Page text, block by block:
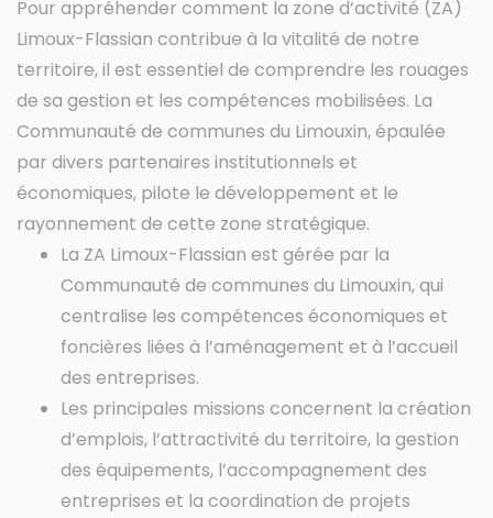
Pour appréhender comment la zone d’activité (ZA)
Limoux-Flassian contribue à la vitalité de notre
territoire, il est essentiel de comprendre les rouages
de sa gestion et les compétences mobilisées. La
Communauté de communes du Limouxin, épaulée
par divers partenaires institutionnels et
économiques, pilote le développement et le
rayonnement de cette zone stratégique.
La ZA Limoux-Flassian est gérée par la
Communauté de communes du Limouxin, qui
centralise les compétences économiques et
foncières liées à l’aménagement et à l’accueil
des entreprises.
Les principales missions concernent la création
d’emplois, l’attractivité du territoire, la gestion
des équipements, l’accompagnement des
entreprises et la coordination de projets